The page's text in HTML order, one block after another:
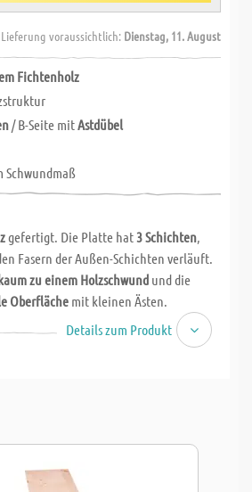
Lieferung voraussichtlich: Dienstag, 11. August
Fichtenholz
/ B-Seite mitAstdübel
Schwundmaß
gefertigt. Die Platte hat 3 Schichten,
Fasern der Außen-Schichten verläuft.
zu einem Holzschwund und die
Oberfläche mit kleinen Ästen.
Details zum Produkt